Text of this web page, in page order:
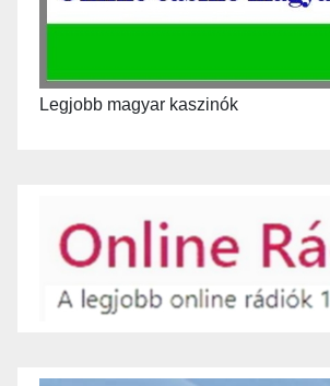
Legjobb magyar kaszinók